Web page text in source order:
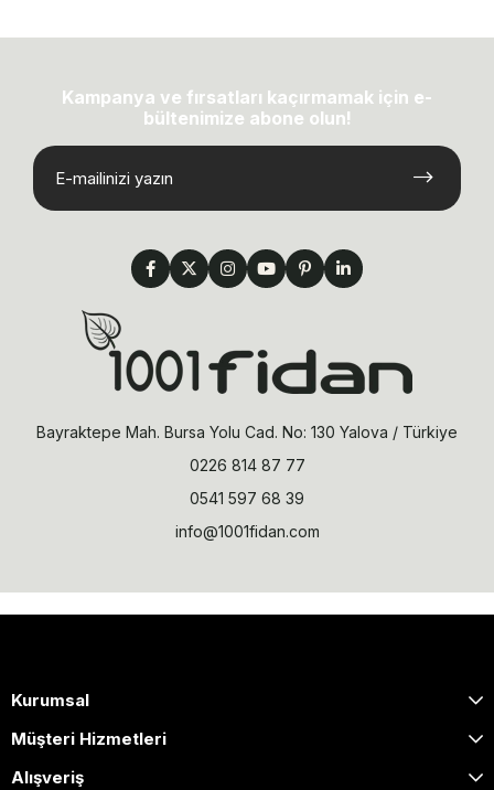
Kampanya ve fırsatları kaçırmamak için e-
bültenimize abone olun!
Bayraktepe Mah. Bursa Yolu Cad. No: 130 Yalova / Türkiye
0226 814 87 77
0541 597 68 39
info@1001fidan.com
Kurumsal
Müşteri Hizmetleri
Alışveriş